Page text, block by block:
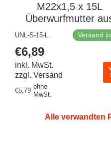
M22x1,5 x 15L
Überwurfmutter
Edelstahl für
Schneidring
UNL-S-15-L Versand
Regulärer
Preis
€6,89
inkl. MwSt.
zzgl. Versand
Regulärer
€5,79
ohne
MwSt.
Alle verwandten